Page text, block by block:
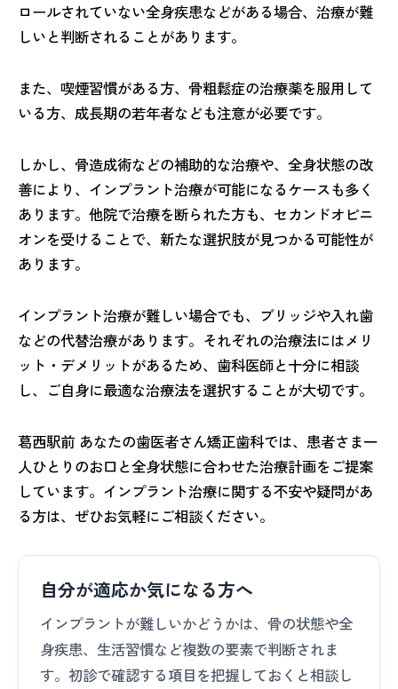
ロールされていない全身疾患などがある場合、治療が難
しいと判断されることがあります。
また、喫煙習慣がある方、骨粗鬆症の治療薬を服用して
いる方、成長期の若年者なども注意が必要です。
しかし、骨造成術などの補助的な治療や、全身状態の改
善により、インプラント治療が可能になるケースも多く
あります。他院で治療を断られた方も、セカンドオピニ
オンを受けることで、新たな選択肢が見つかる可能性が
あります。
インプラント治療が難しい場合でも、ブリッジや入れ歯
などの代替治療があります。それぞれの治療法にはメリ
ット・デメリットがあるため、歯科医師と十分に相談
し、ご自身に最適な治療法を選択することが大切です。
葛西駅前 あなたの歯医者さん矯正歯科では、患者さま一
人ひとりのお口と全身状態に合わせた治療計画をご提案
しています。インプラント治療に関する不安や疑問があ
る方は、ぜひお気軽にご相談ください。
自分が適応か気になる方へ
インプラントが難しいかどうかは、骨の状態や全
身疾患、生活習慣など複数の要素で判断されま
す。初診で確認する項目を把握しておくと相談し